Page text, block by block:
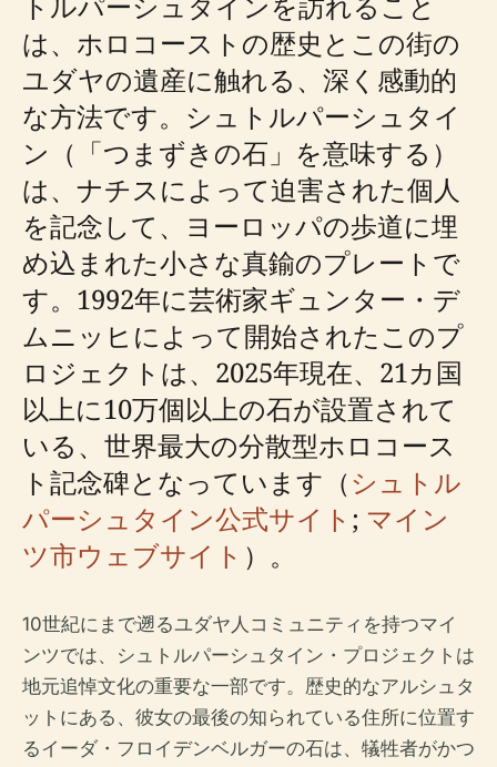
は、ホロコーストの歴史とこの街の
ユダヤの遺産に触れる、深く感動的
な方法です。シュトルパーシュタイ
ン（「つまずきの石」を意味する）
は、ナチスによって迫害された個人
を記念して、ヨーロッパの歩道に埋
め込まれた小さな真鍮のプレートで
す。1992年に芸術家ギュンター・デ
ムニッヒによって開始されたこのプ
ロジェクトは、2025年現在、21カ国
以上に10万個以上の石が設置されて
いる、世界最大の分散型ホロコース
ト記念碑となっています（シュトル
パーシュタイン公式サイト ; マイン
ツ市ウェブサイト ）。
10世紀にまで遡るユダヤ人コミュニティを持つマイ
ンツでは、シュトルパーシュタイン・プロジェクトは
地元追悼文化の重要な一部です。歴史的なアルシュタ
ットにある、彼女の最後の知られている住所に位置す
るイーダ・フロイデンベルガーの石は、犠牲者がかつ